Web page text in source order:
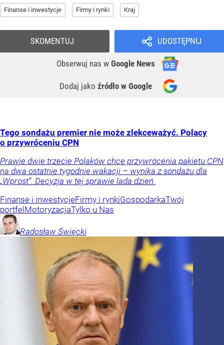
Finanse i inwestycje Firmy i rynki Kraj
UDOSTĘPNIJ
Obserwuj nas w Google News
Dodaj jako źródło w Google
SKOMENTUJ
Tego sondażu premier nie może zlekceważyć. Polacy
o przywróceniu CPN
Prawie dwie trzecie Polaków chce przywrócenia pakietu CPN
na dwa ostatnie tygodnie wakacji – wynika z sondażu dla
„Wprost”. Decyzja w tej sprawie lada dzień.
Finanse i inwestycjeFirmy i rynkiGospodarkaTwój
portfel MotoryzacjaTylko u Nas
Radosław Święcki